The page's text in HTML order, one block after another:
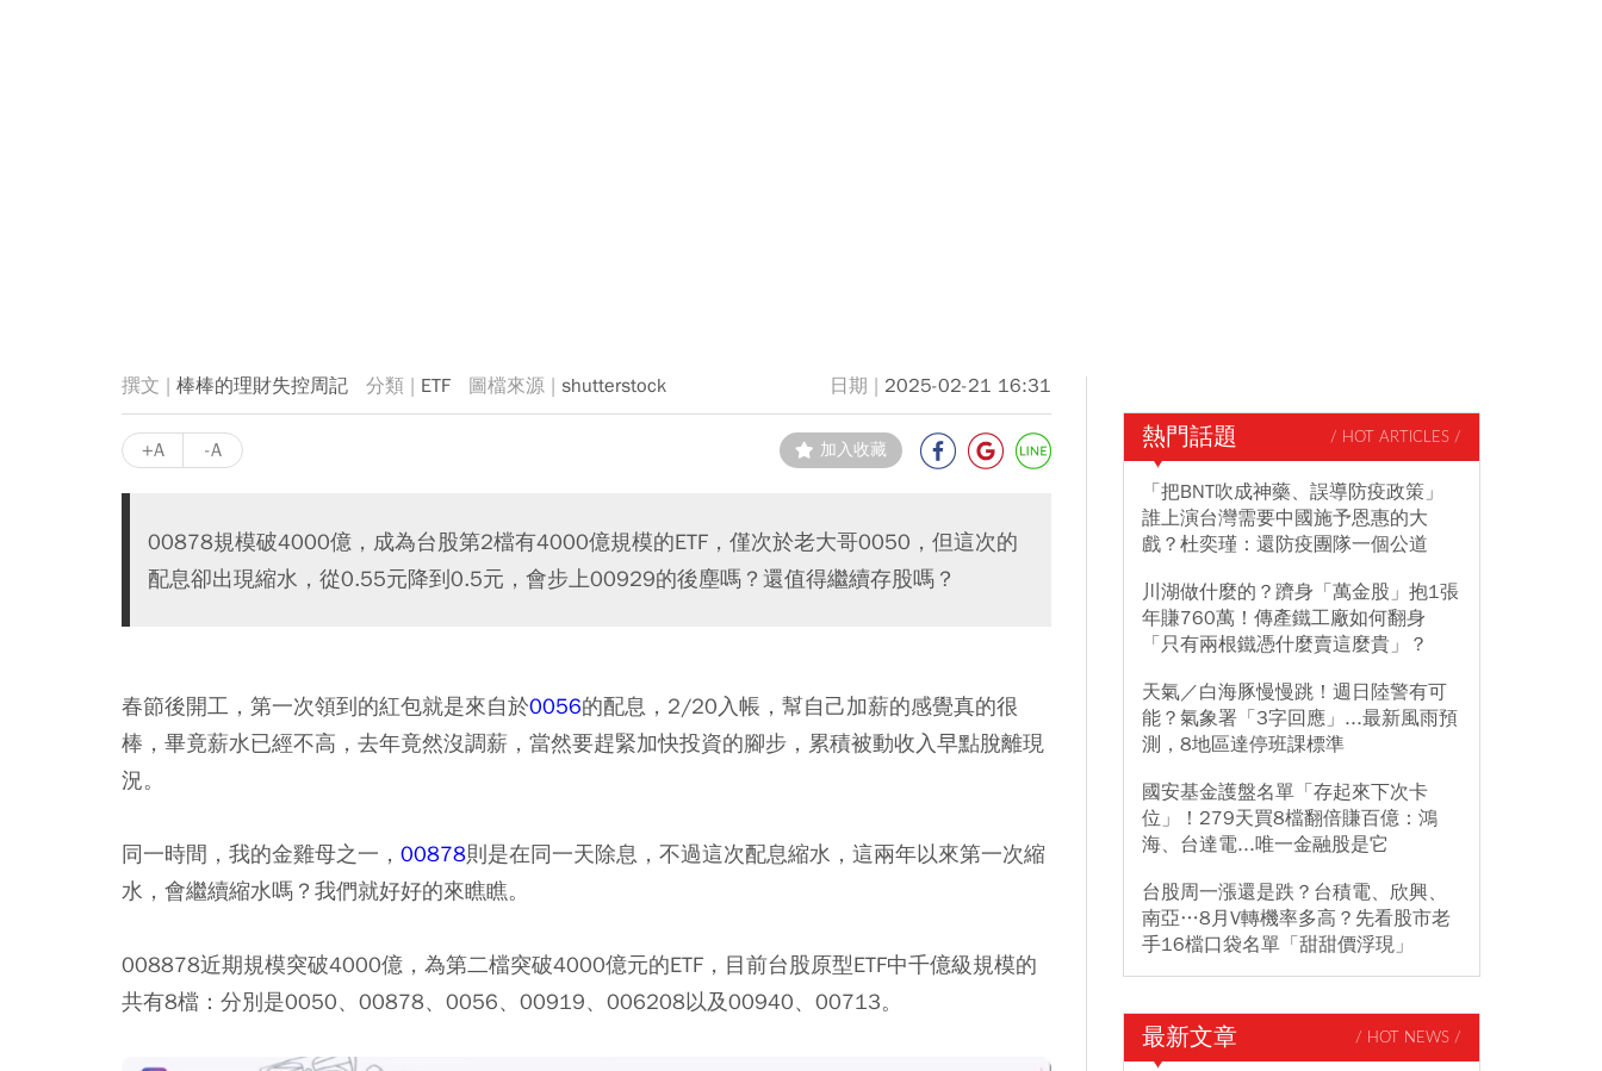
棒棒的理財失控周記 ETF shutterstock 2025-02-21 16:31
+A -A 加入收藏
00878規模破4000億，成為台股第2檔有4000億規模的ETF，僅次於老大哥0050，但這次的
配息卻出現縮水，從0.55元降到0.5元，會步上00929的後塵嗎？還值得繼續存股嗎？
春節後開工，第一次領到的紅包就是來自於0056的配息，2/20入帳，幫自己加薪的感覺真的很
棒，畢竟薪水已經不高，去年竟然沒調薪，當然要趕緊加快投資的腳步，累積被動收入早點脫離現
況。
同一時間，我的金雞母之一， 00878則是在同一天除息，不過這次配息縮水，這兩年以來第一次縮
水，會繼續縮水嗎？我們就好好的來瞧瞧。
008878近期規模突破4000億，為第二檔突破4000億元的ETF，目前台股原型ETF中千億級規模的
共有8檔：分別是0050、00878、0056、00919、006208以及00940、00713。
熱門話題 / HOT ARTICLES /
「把BNT吹成神藥、誤導防疫政策」
誰上演台灣需要中國施予恩惠的大
戲？杜奕瑾：還防疫團隊一個公道
川湖做什麼的？躋身「萬金股」抱1張
年賺760萬！傳產鐵工廠如何翻身
「只有兩根鐵憑什麼賣這麼貴」？
天氣／白海豚慢慢跳！週日陸警有可
能？氣象署「3字回應」...最新風雨預
測，8地區達停班課標準
國安基金護盤名單「存起來下次卡
位」！279天買8檔翻倍賺百億：鴻
海、台達電...唯一金融股是它
台股周一漲還是跌？台積電、欣興、
南亞…8月V轉機率多高？先看股市老
手16檔口袋名單「甜甜價浮現」
最新文章 / HOT NEWS /